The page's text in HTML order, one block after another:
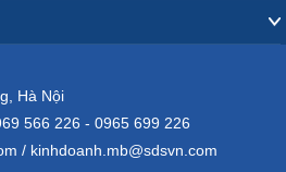
Hà Nội
566 226 - 0965 699 226
/ kinhdoanh.mb@sdsvn.com